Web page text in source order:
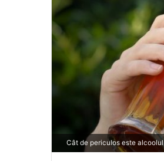
Cât de periculos este